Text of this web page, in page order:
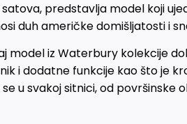
predstavlja model koji
duh američke domišljatosti i
model iz Waterbury kolekcije
i dodatne funkcije kao što je
u svakoj sitnici, od površinske